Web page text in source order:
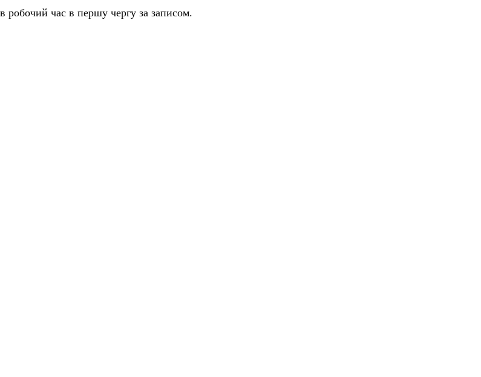
робочий час в першу чергу за записом.